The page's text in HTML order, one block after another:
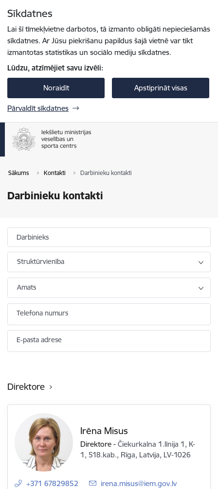
Sīkdatnes
Lai šī tīmekļvietne darbotos, tā izmanto obligāti nepieciešamās
sīkdatnes. Ar Jūsu piekrišanu papildus šajā vietnē var tikt
izmantotas statistikas un sociālo mediju sīkdatnes.
Lūdzu, atzīmējiet savu izvēli:
Noraidīt Apstiprināt visas
Pārvaldīt sīkdatnes
Sākums Kontakti Darbinieku kontakti
Darbinieku kontakti
Darbinieks
Struktūrvienība
Amats
Telefona numurs
E-pasta adrese
Direktore
Irēna Misus
Direktore -Čiekurkalna 1.līnija 1, K-
1, 518.kab., Rīga, Latvija, LV-1026
+371 67829852 E-pasts:
irena.misus@iem.gov.lv